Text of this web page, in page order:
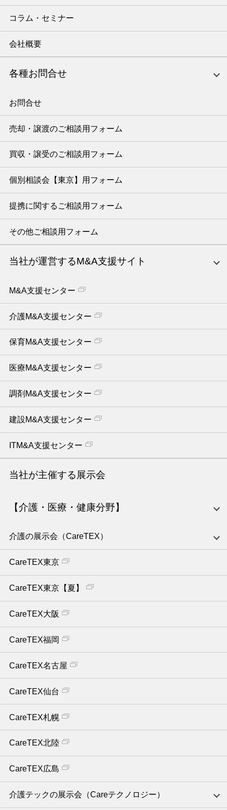
コラム・セミナー
会社概要
各種お問合せ
お問合せ
売却・譲渡のご相談用フォーム
買収・譲受のご相談用フォーム
個別相談会【東京】用フォーム
提携に関するご相談用フォーム
その他ご相談用フォーム
当社が運営するM&A支援サイト
M&A支援センター
介護M&A支援センター
保育M&A支援センター
医療M&A支援センター
調剤M&A支援センター
建設M&A支援センター
ITM&A支援センター
当社が主催する展示会
【介護・医療・健康分野】
介護の展示会（CareTEX）
CareTEX東京
CareTEX東京【夏】
CareTEX大阪
CareTEX福岡
CareTEX名古屋
CareTEX仙台
CareTEX札幌
CareTEX北陸
CareTEX広島
介護テックの展示会（Careテクノロジー）